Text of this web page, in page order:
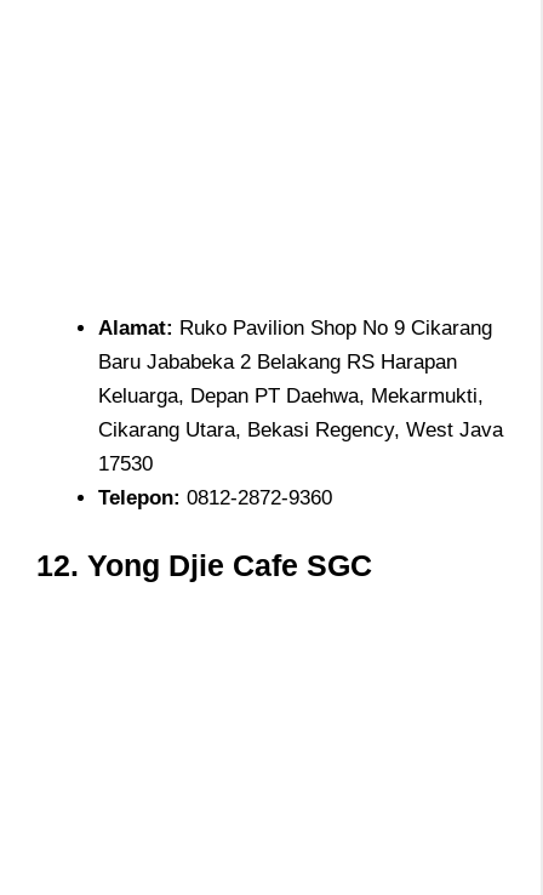
Alamat: Ruko Pavilion Shop No 9 Cikarang
Baru Jababeka 2 Belakang RS Harapan
Keluarga, Depan PT Daehwa, Mekarmukti,
Cikarang Utara, Bekasi Regency, West Java
17530
Telepon: 0812-2872-9360
12. Yong Djie Cafe SGC